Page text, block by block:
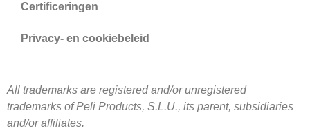
Certificeringen
Privacy- en cookiebeleid
All trademarks are registered and/or unregistered
trademarks of Peli Products, S.L.U., its parent, subsidiaries
and/or affiliates.